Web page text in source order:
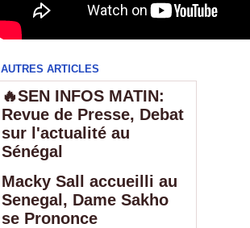
AUTRES ARTICLES
🔥SEN INFOS MATIN:
Revue de Presse, Debat
sur l'actualité au
Sénégal
Macky Sall accueilli au
Senegal, Dame Sakho
se Prononce